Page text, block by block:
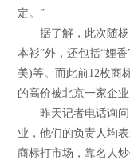
定。”
据了解，此次随杨
本衫”外，还包括“娌
美)等。而此前12枚商
的高价被北京一家企业
昨天记者电话询问
业，他们的负责人均
商标打市场，靠名人